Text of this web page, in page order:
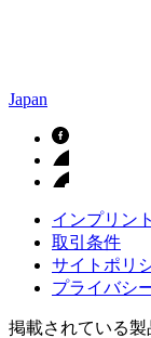
Japan
インプリント
取引条件
サイトポリ
プライバシ
掲載されている